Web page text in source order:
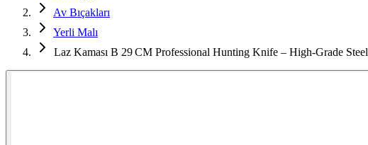
Av Bıçakları
Yerli Malı
Laz Kaması B 29 CM Professional Hunting Knife – High‑Grade Steel